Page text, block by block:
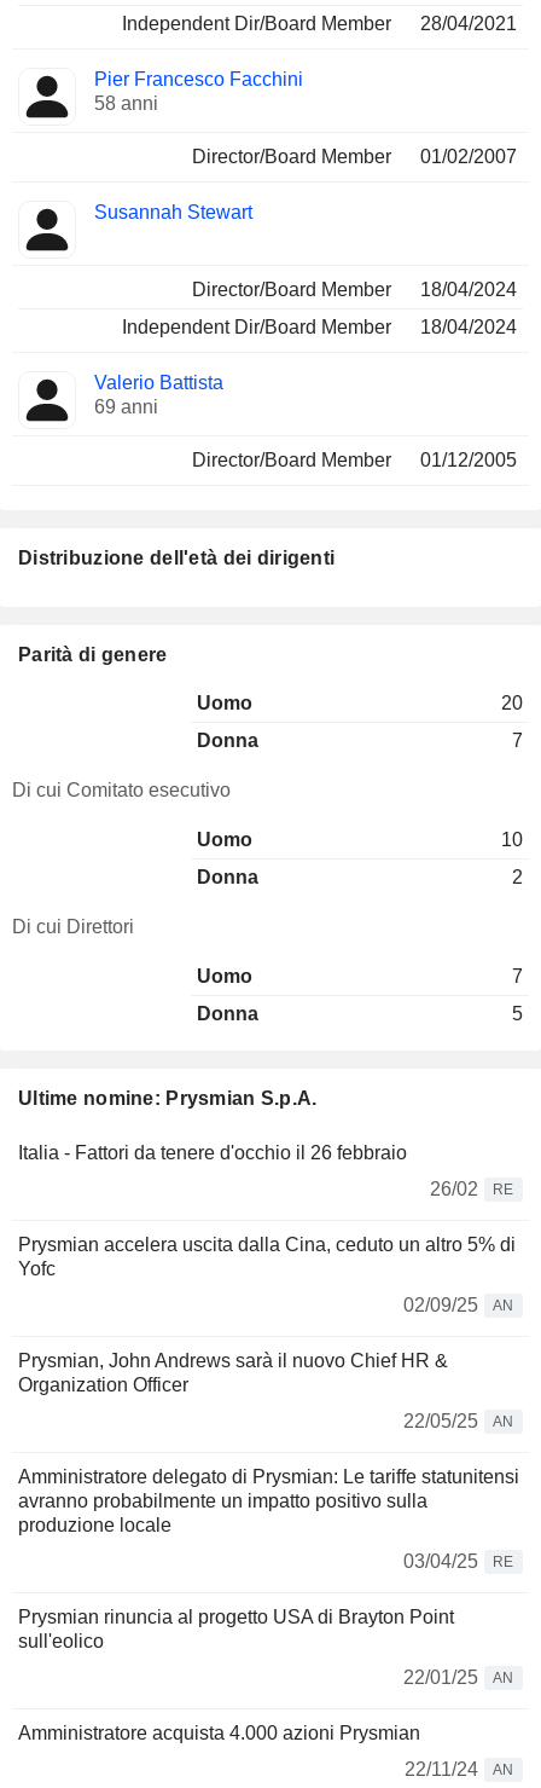
Independent Dir/Board Member 28/04/2021
Pier Francesco Facchini
58 anni
Director/Board Member 01/02/2007
Susannah Stewart
Director/Board Member
18/04/2024
Independent Dir/Board Member
18/04/2024
Valerio Battista
69 anni
Director/Board Member 01/12/2005
Ultime nomine: Prysmian S.p.A.
Italia - Fattori da tenere d'occhio il 26 febbraio
26/02
RE
Prysmian accelera uscita dalla Cina, ceduto un altro 5% di
Yofc
02/09/25
AN
Prysmian, John Andrews sarà il nuovo Chief HR &
Organization Officer
22/05/25
AN
Amministratore delegato di Prysmian: Le tariffe statunitensi
avranno probabilmente un impatto positivo sulla
produzione locale
03/04/25
RE
Prysmian rinuncia al progetto USA di Brayton Point
sull'eolico
22/01/25
AN
Amministratore acquista 4.000 azioni Prysmian
22/11/24
AN
Distribuzione dell'età dei dirigenti
Parità di genere
Uomo
20
Donna
7
Di cui Comitato esecutivo
Uomo
10
Donna
2
Di cui Direttori
Uomo
7
Donna
5